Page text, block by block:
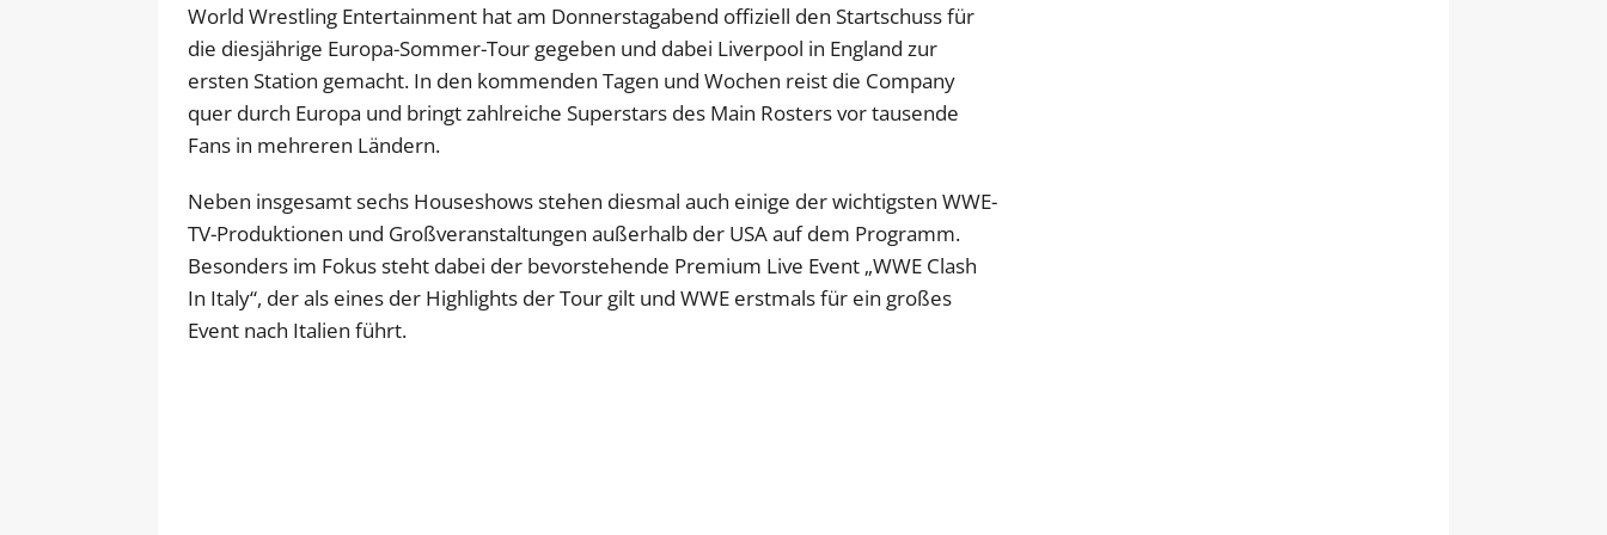
World Wrestling Entertainment hat am Donnerstagabend offiziell den Startschuss für
die diesjährige Europa-Sommer-Tour gegeben und dabei Liverpool in England zur
ersten Station gemacht. In den kommenden Tagen und Wochen reist die Company
quer durch Europa und bringt zahlreiche Superstars des Main Rosters vor tausende
Fans in mehreren Ländern.
Neben insgesamt sechs Houseshows stehen diesmal auch einige der wichtigsten WWE-
TV-Produktionen und Großveranstaltungen außerhalb der USA auf dem Programm.
Besonders im Fokus steht dabei der bevorstehende Premium Live Event „WWE Clash
In Italy“, der als eines der Highlights der Tour gilt und WWE erstmals für ein großes
Event nach Italien führt.